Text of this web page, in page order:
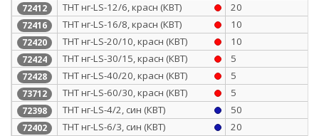
72412 ТНТ нг-LS-12/6, красн (КВТ) 20
72416 ТНТ нг-LS-16/8, красн (КВТ) 10
72420 ТНТ нг-LS-20/10, красн (КВТ) 10
72424 ТНТ нг-LS-30/15, красн (КВТ) 5
72428 ТНТ нг-LS-40/20, красн (КВТ) 5
73712 ТНТ нг-LS-60/30, красн (КВТ) 5
72398 ТНТ нг-LS-4/2, син (КВТ) 50
72402 ТНТ нг-LS-6/3, син (КВТ) 20